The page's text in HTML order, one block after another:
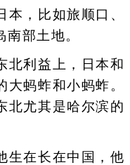
本，比如旅顺口、
部土地。
利益上，日本和
蚂蚱和小蚂蚱。
北尤其是哈尔滨的
在长在中国，他